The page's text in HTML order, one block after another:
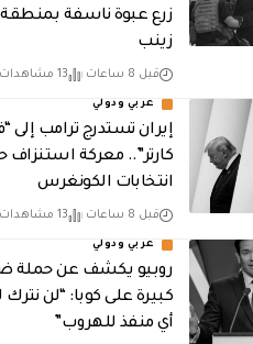
زرع عبوة ناسفة
زينب
قبل 8 ساعات 13 مشاهدات
عربي ودولي
إيران تستدرج ترامب إلى
كارتر”.. معركة استنزاف
انتخابات الكونغرس
قبل 8 ساعات 13 مشاهدات
عربي ودولي
روبيو يكشف عن حملة
كبيرة على كوبا: “لن نترك
أي منفذ للهروب”